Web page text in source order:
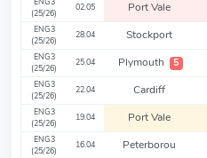
(25/26)
02.05 Port Vale
ENG3
(25/26)
28.04 Stockport
ENG3
(25/26)
25.04 Plymouth 5
ENG3
(25/26)
22.04 Cardiff
ENG3
(25/26)
19.04 Port Vale
ENG3
(25/26)
16.04 Peterborou